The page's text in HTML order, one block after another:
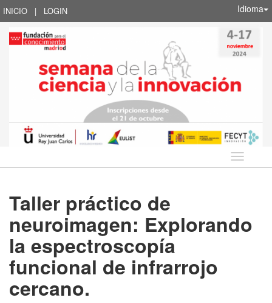
INICIO | LOGIN Idioma
Idioma
Taller práctico de
neuroimagen: Explorando
la espectroscopía
funcional de infrarrojo
cercano.